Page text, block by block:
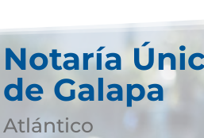
Notaría
de Galapa
Atlántico